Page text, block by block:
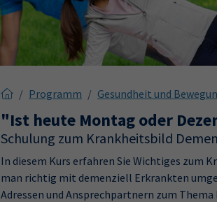
Programm Gesundheit und
"Ist heute Montag oder
Schulung zum Krankheitsbild
In diesem Kurs erfahren Sie Wichtiges zum
man richtig mit demenziell Erkrankten
Adressen und Ansprechpartnern zum Thema